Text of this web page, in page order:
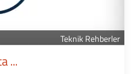
Teknik Rehberler
...